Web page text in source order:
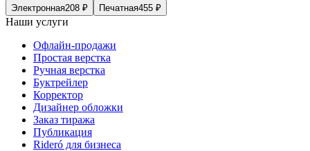
Электронная208 ₽ Печатная455 ₽
Наши услуги
Офлайн-продажи
Простая верстка
Ручная верстка
Буктрейлер
Корректор
Дизайнер обложки
Заказ тиража
Публикация
Rideró для бизнеса